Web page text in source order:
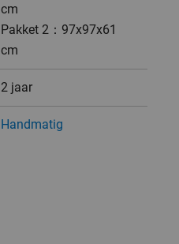
cm
Pakket 2：97x97x61
cm
2 jaar
Handmatig